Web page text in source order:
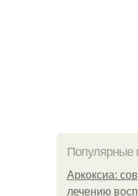
Популярные
Аркоксиа:
лечению